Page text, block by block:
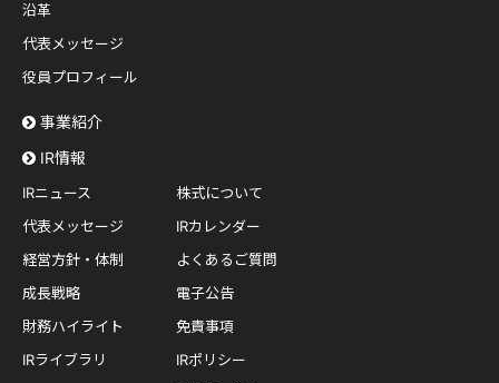
沿革
代表メッセージ
役員プロフィール
事業紹介
IR情報
IRニュース
代表メッセージ
経営方針・体制
成長戦略
財務ハイライト
IRライブラリ
株式について
IRカレンダー
よくあるご質問
電子公告
免責事項
IRポリシー